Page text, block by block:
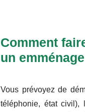
Comment
un
Vous prévoyez de
téléphonie, état civil),